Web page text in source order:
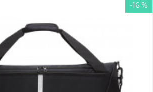
-16 %